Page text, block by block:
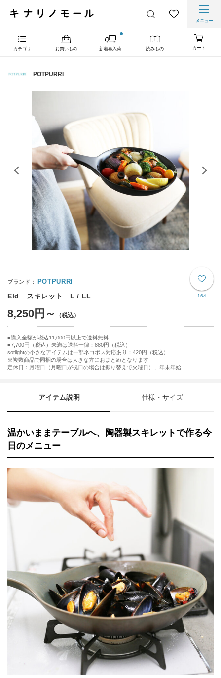
メニュー
カテゴリ お買いもの 新着再入荷 読みもの カート
POTPURRI
164
POTPURRI
Eld スキレット L / LL
8,250円～
購入金額が税込11,000円以上で送料無料
7,700円（税込）未満は送料一律：880円（税込）
sotlightの小さなアイテムは一部ネコポス対応あり：420円（税込）
※複数商品で同梱の場合は大きな方におまとめとなります
定休日：月曜日（月曜日が祝日の場合は振り替えで火曜日）、年末年始
アイテム説明 仕様・サイズ
温かいままテーブルへ、陶器製スキレットで作る今
日のメニュー